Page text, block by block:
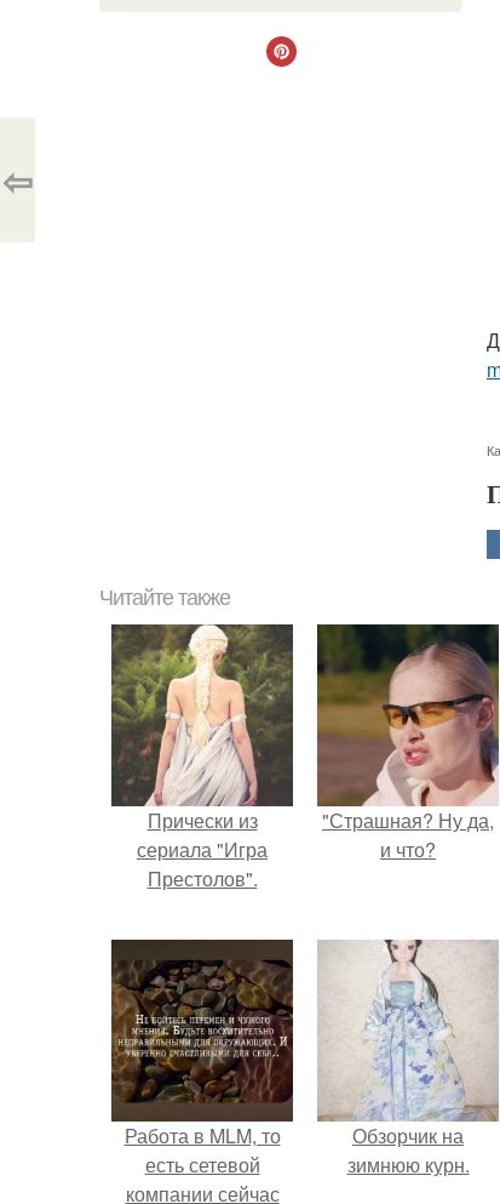
⇦
Читайте также
Прически из
сериала "Игра
Престолов".
"Страшная? Ну да,
и что?
Работа в MLM, то
есть сетевой
компании сейчас
Обзорчик на
зимнюю курн.